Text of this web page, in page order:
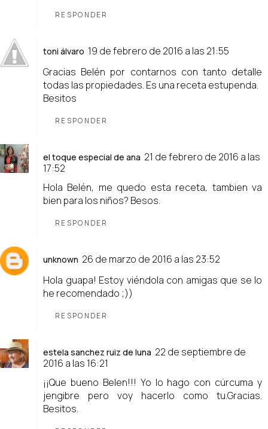
RESPONDER
toni álvaro 19 de febrero de 2016 a las 21:55
Gracias Belén por contarnos con tanto detalle
todas las propiedades. Es una receta estupenda.
Besitos
RESPONDER
el toque especial de ana 21 de febrero de 2016 a las
17:52
Hola Belén, me quedo esta receta, tambien va
bien para los niños? Besos.
RESPONDER
unknown 26 de marzo de 2016 a las 23:52
Hola guapa! Estoy viéndola con amigas que se lo
he recomendado ;))
RESPONDER
estela sanchez ruiz de luna 22 de septiembre de
2016 a las 16:21
¡¡Que bueno Belen!!! Yo lo hago con cúrcuma y
jengibre pero voy hacerlo como tu.Gracias.
Besitos.